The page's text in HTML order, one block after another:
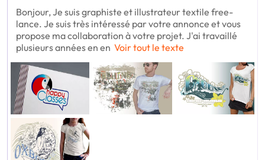
Bonjour, Je suis graphiste et illustrateur textile free-
lance. Je suis très intéressé par votre annonce et vous
propose ma collaboration à votre projet. J'ai travaillé
plusieurs années en en Voir tout le texte